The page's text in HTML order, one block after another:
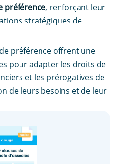
préférence, renforçant leur
stratégiques de
préférence offrent une
pour adapter les droits de
et les prérogatives de
de leurs besoins et de leur